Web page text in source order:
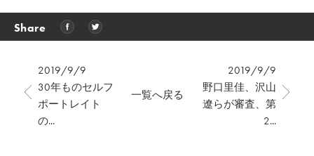
Share
2019/9/9
30年ものセルフ
ポートレイト
の...
2019/9/9
野口里佳、沢山
遼らが審査、第
2...
一覧へ戻る